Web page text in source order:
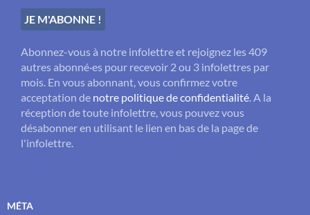
Abonnez-vous à notre infolettre et rejoignez les 409
autres abonné·es pour recevoir 2 ou 3 infolettres par
mois. En vous abonnant, vous confirmez votre
acceptation de notre politique de confidentialité. A la
réception de toute infolettre, vous pouvez vous
désabonner en utilisant le lien en bas de la page de
l'infolettre.
MÉTA